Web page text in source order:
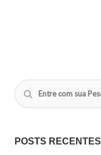
POSTS RECENTES